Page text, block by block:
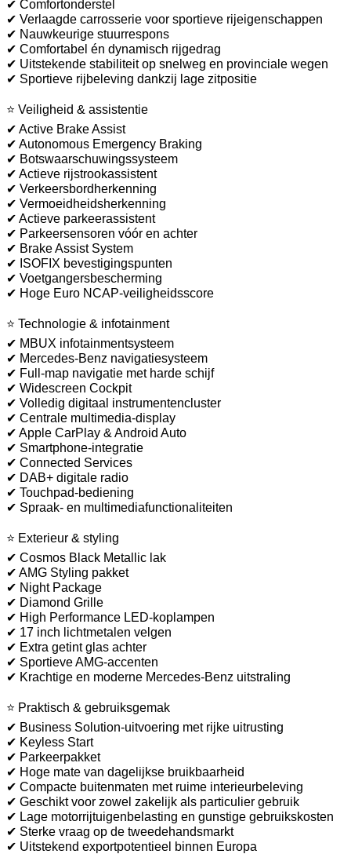
✔ Comfortonderstel
✔ Verlaagde carrosserie voor sportieve rijeigenschappen
✔ Nauwkeurige stuurrespons
✔ Comfortabel én dynamisch rijgedrag
✔ Uitstekende stabiliteit op snelweg en provinciale wegen
✔ Sportieve rijbeleving dankzij lage zitpositie
⭐ Veiligheid & assistentie
✔ Active Brake Assist
✔ Autonomous Emergency Braking
✔ Botswaarschuwingssysteem
✔ Actieve rijstrookassistent
✔ Verkeersbordherkenning
✔ Vermoeidheidsherkenning
✔ Actieve parkeerassistent
✔ Parkeersensoren vóór en achter
✔ Brake Assist System
✔ ISOFIX bevestigingspunten
✔ Voetgangersbescherming
✔ Hoge Euro NCAP-veiligheidsscore
⭐ Technologie & infotainment
✔ MBUX infotainmentsysteem
✔ Mercedes-Benz navigatiesysteem
✔ Full-map navigatie met harde schijf
✔ Widescreen Cockpit
✔ Volledig digitaal instrumentencluster
✔ Centrale multimedia-display
✔ Apple CarPlay & Android Auto
✔ Smartphone-integratie
✔ Connected Services
✔ DAB+ digitale radio
✔ Touchpad-bediening
✔ Spraak- en multimediafunctionaliteiten
⭐ Exterieur & styling
✔ Cosmos Black Metallic lak
✔ AMG Styling pakket
✔ Night Package
✔ Diamond Grille
✔ High Performance LED-koplampen
✔ 17 inch lichtmetalen velgen
✔ Extra getint glas achter
✔ Sportieve AMG-accenten
✔ Krachtige en moderne Mercedes-Benz uitstraling
⭐ Praktisch & gebruiksgemak
✔ Business Solution-uitvoering met rijke uitrusting
✔ Keyless Start
✔ Parkeerpakket
✔ Hoge mate van dagelijkse bruikbaarheid
✔ Compacte buitenmaten met ruime interieurbeleving
✔ Geschikt voor zowel zakelijk als particulier gebruik
✔ Lage motorrijtuigenbelasting en gunstige gebruikskosten
✔ Sterke vraag op de tweedehandsmarkt
✔ Uitstekend exportpotentieel binnen Europa